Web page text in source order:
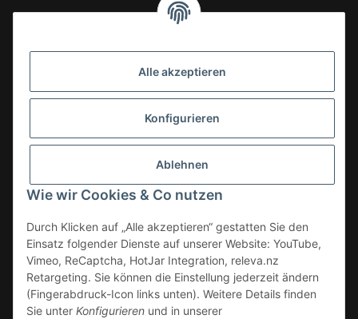
Alle akzeptieren
Konfigurieren
Ablehnen
Wie wir Cookies & Co nutzen
Durch Klicken auf „Alle akzeptieren“ gestatten Sie den
Einsatz folgender Dienste auf unserer Website: YouTube,
Vimeo, ReCaptcha, HotJar Integration, releva.nz
Retargeting. Sie können die Einstellung jederzeit ändern
(Fingerabdruck-Icon links unten). Weitere Details finden
Sie unter Konfigurieren und in unserer
Vertrag widerrufen